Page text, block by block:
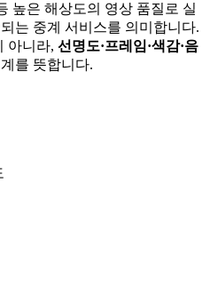
높은 해상도의 영상 품질로 실
는 중계 서비스를 의미합니다.
아니라, 선명도·프레임·색감·음
를 뜻합니다.